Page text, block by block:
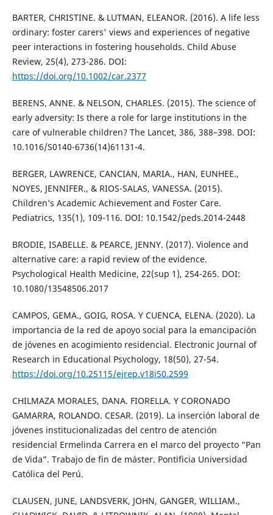
BARTER, CHRISTINE. & LUTMAN, ELEANOR. (2016). A life less
ordinary: foster carers' views and experiences of negative
peer interactions in fostering households. Child Abuse
Review, 25(4), 273-286. DOI:
https://doi.org/10.1002/car.2377
BERENS, ANNE. & NELSON, CHARLES. (2015). The science of
early adversity: Is there a role for large institutions in the
care of vulnerable children? The Lancet, 386, 388–398. DOI:
10.1016/S0140-6736(14)61131-4.
BERGER, LAWRENCE, CANCIAN, MARIA., HAN, EUNHEE.,
NOYES, JENNIFER., & RIOS-SALAS, VANESSA. (2015).
Children’s Academic Achievement and Foster Care.
Pediatrics, 135(1), 109-116. DOI: 10.1542/peds.2014-2448
BRODIE, ISABELLE. & PEARCE, JENNY. (2017). Violence and
alternative care: a rapid review of the evidence.
Psychological Health Medicine, 22(sup 1), 254-265. DOI:
10.1080/13548506.2017
CAMPOS, GEMA., GOIG, ROSA. Y CUENCA, ELENA. (2020). La
importancia de la red de apoyo social para la emancipación
de jóvenes en acogimiento residencial. Electronic Journal of
Research in Educational Psychology, 18(50), 27-54.
https://doi.org/10.25115/ejrep.v18i50.2599
CHILMAZA MORALES, DANA. FIORELLA. Y CORONADO
GAMARRA, ROLANDO. CESAR. (2019). La inserción laboral de
jóvenes institucionalizadas del centro de atención
residencial Ermelinda Carrera en el marco del proyecto “Pan
de Vida”. Trabajo de fin de máster. Pontificia Universidad
Católica del Perú.
CLAUSEN, JUNE, LANDSVERK, JOHN, GANGER, WILLIAM.,